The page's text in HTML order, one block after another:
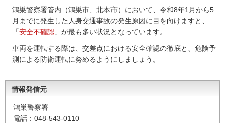
鴻巣警察署管内（鴻巣市、北本市）において、令和8年1月から5
月までに発生した人身交通事故の発生原因に目を向けますと、
「安全不確認 」が最も多い状況となっています。
車両を運転する際は、交差点における安全確認の徹底と、危険予
測による防衛運転に努めるようにしましょう。
情報発信元
鴻巣警察署
電話：048-543-0110